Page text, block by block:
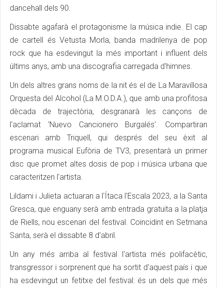
dancehall dels 90.
Dissabte agafarà el protagonisme la música indie. El cap
de cartell és Vetusta Morla, banda madrilenya de pop
rock que ha esdevingut la més important i influent dels
últims anys, amb una discografia carregada d'himnes.
Un dels altres grans noms de la nit és el de La Maravillosa
Orquesta del Alcohol (La M.O.D.A.), que amb una profitosa
dècada de trajectòria, desgranarà les cançons de
l'aclamat 'Nuevo Cancionero Burgalés'. Compartiran
escenari amb Triquell, qui després del seu èxit al
programa musical Eufòria de TV3, presentarà un primer
disc que promet altes dosis de pop i música urbana que
caracteritzen l'artista.
Lildami i Julieta actuaran a l'Ítaca l'Escala 2023, a la Santa
Gresca, que enguany serà amb entrada gratuïta a la platja
de Riells, nou escenari del festival. Coincidint en Setmana
Santa, serà el dissabte 8 d'abril.
Un any més arriba al festival l'artista més polifacètic,
transgressor i sorprenent que ha sortit d'aquest país i que
ha esdevingut un fetitxe del festival: és un dels que més